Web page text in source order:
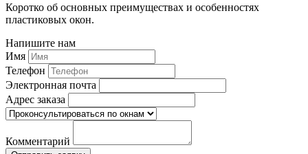
Коротко об основных преимуществах и особенностях
пластиковых окон.
Напишите нам
Имя
Телефон
Электронная почта
Адрес заказа
Комментарий